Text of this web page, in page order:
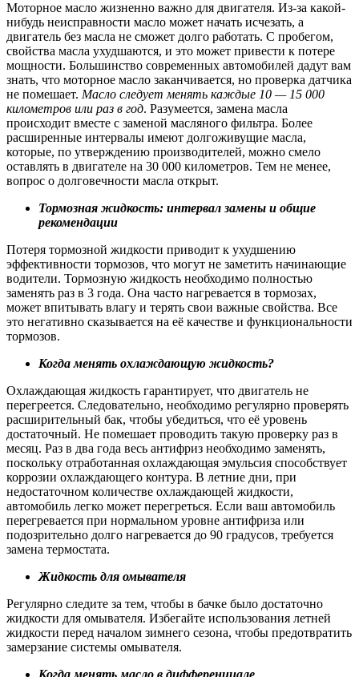
Моторное масло жизненно важно для двигателя. Из-за какой-
нибудь неисправности масло может начать исчезать, а
двигатель без масла не сможет долго работать. С пробегом,
свойства масла ухудшаются, и это может привести к потере
мощности. Большинство современных автомобилей дадут вам
знать, что моторное масло заканчивается, но проверка датчика
не помешает. Масло следует менять каждые 10 — 15 000
километров или раз в год. Разумеется, замена масла
происходит вместе с заменой масляного фильтра. Более
расширенные интервалы имеют долгоживущие масла,
которые, по утверждению производителей, можно смело
оставлять в двигателе на 30 000 километров. Тем не менее,
вопрос о долговечности масла открыт.
Тормозная жидкость: интервал замены и общие
рекомендации
Потеря тормозной жидкости приводит к ухудшению
эффективности тормозов, что могут не заметить начинающие
водители. Тормозную жидкость необходимо полностью
заменять раз в 3 года. Она часто нагревается в тормозах,
может впитывать влагу и терять свои важные свойства. Все
это негативно сказывается на её качестве и функциональности
тормозов.
Когда менять охлаждающую жидкость?
Охлаждающая жидкость гарантирует, что двигатель не
перегреется. Следовательно, необходимо регулярно проверять
расширительный бак, чтобы убедиться, что её уровень
достаточный. Не помешает проводить такую проверку раз в
месяц. Раз в два года весь антифриз необходимо заменять,
поскольку отработанная охлаждающая эмульсия способствует
коррозии охлаждающего контура. В летние дни, при
недостаточном количестве охлаждающей жидкости,
автомобиль легко может перегреться. Если ваш автомобиль
перегревается при нормальном уровне антифриза или
подозрительно долго нагревается до 90 градусов, требуется
замена термостата.
Жидкость для омывателя
Регулярно следите за тем, чтобы в бачке было достаточно
жидкости для омывателя. Избегайте использования летней
жидкости перед началом зимнего сезона, чтобы предотвратить
замерзание системы омывателя.
Когда менять масло в дифференциале